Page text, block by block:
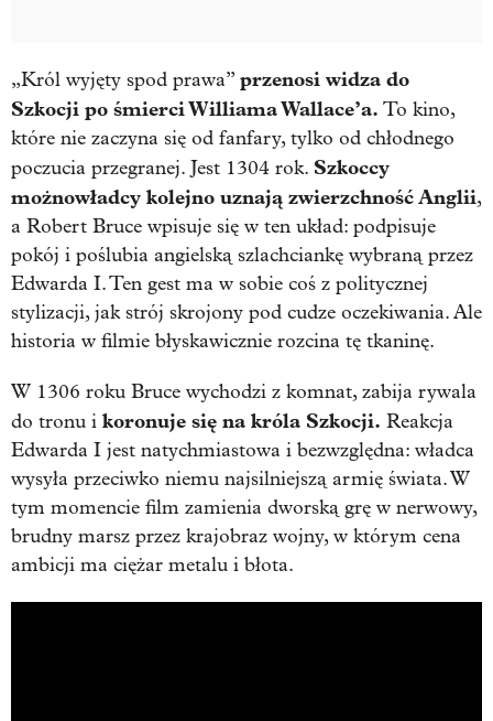
„Król wyjęty spod prawa” przenosi widza do
Szkocji po śmierci Williama Wallace’a. To kino,
które nie zaczyna się od fanfary, tylko od chłodnego
poczucia przegranej. Jest 1304 rok. Szkoccy
możnowładcy kolejno uznają zwierzchność Anglii,
a Robert Bruce wpisuje się w ten układ: podpisuje
pokój i poślubia angielską szlachciankę wybraną przez
Edwarda I. Ten gest ma w sobie coś z politycznej
stylizacji, jak strój skrojony pod cudze oczekiwania. Ale
historia w filmie błyskawicznie rozcina tę tkaninę.
W 1306 roku Bruce wychodzi z komnat, zabija rywala
do tronu i koronuje się na króla Szkocji. Reakcja
Edwarda I jest natychmiastowa i bezwzględna: władca
wysyła przeciwko niemu najsilniejszą armię świata. W
tym momencie film zamienia dworską grę w nerwowy,
brudny marsz przez krajobraz wojny, w którym cena
ambicji ma ciężar metalu i błota.